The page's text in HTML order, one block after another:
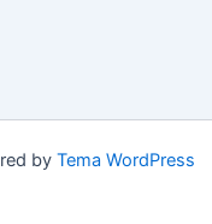
by Tema WordPress